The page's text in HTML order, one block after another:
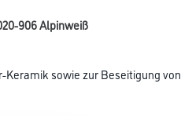
906 Alpinweiß
sowie zur Beseitigung von